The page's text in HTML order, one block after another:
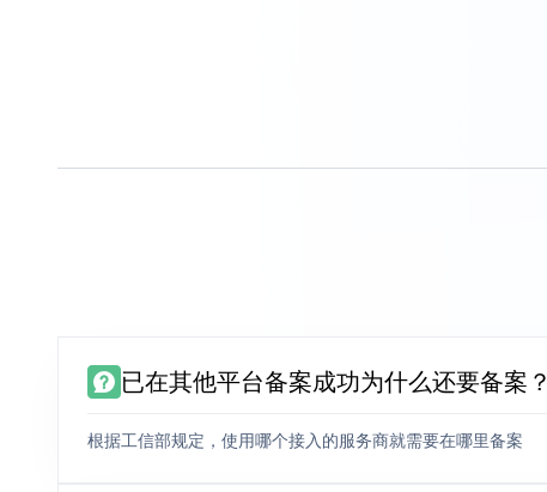
已在其他平台备案成功为什么还要备案？
根据工信部规定，使用哪个接入的服务商就需要在哪里备案